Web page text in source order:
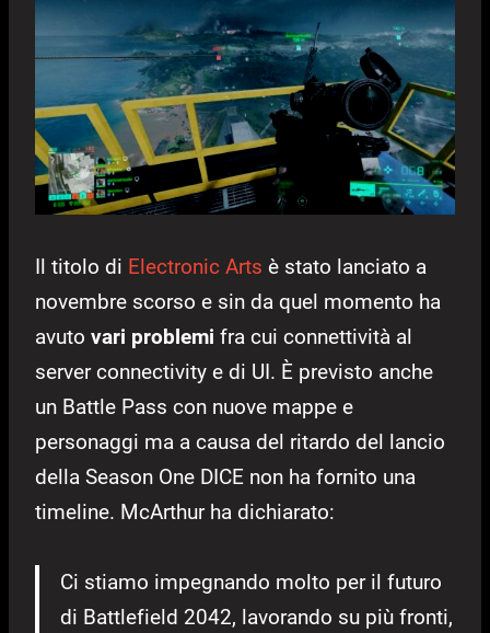
Il titolo di Electronic Arts è stato lanciato a
novembre scorso e sin da quel momento ha
avuto vari problemi fra cui connettività al
server connectivity e di UI. È previsto anche
un Battle Pass con nuove mappe e
personaggi ma a causa del ritardo del lancio
della Season One DICE non ha fornito una
timeline. McArthur ha dichiarato:
Ci stiamo impegnando molto per il futuro
di Battlefield 2042, lavorando su più fronti,